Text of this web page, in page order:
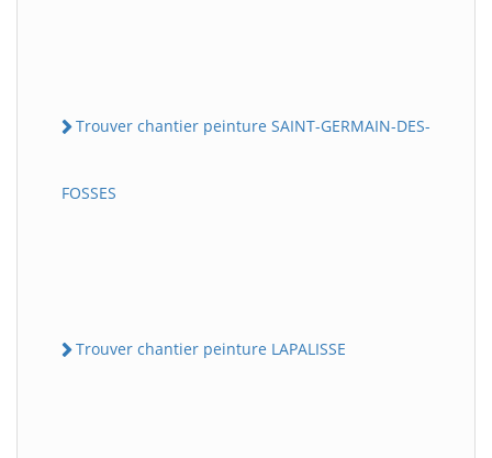
Trouver chantier peinture SAINT-GERMAIN-DES-
FOSSES
Trouver chantier peinture LAPALISSE